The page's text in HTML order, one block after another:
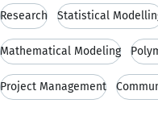
Research Statistical
Mathematical Modeling
Project Management